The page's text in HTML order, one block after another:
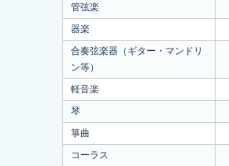
管弦楽
器楽
合奏弦楽器（ギター・マンドリ
ン等）
軽音楽
琴
箏曲
コーラス